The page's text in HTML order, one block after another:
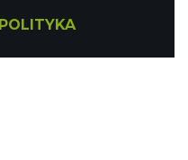
POLITYKA